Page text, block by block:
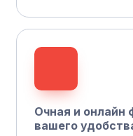
Очная и онлайн
вашего